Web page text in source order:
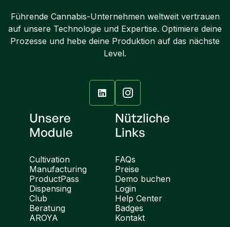
Führende Cannabis-Unternehmen weltweit vertrauen
auf unsere Technologie und Expertise. Optimiere deine
Prozesse und hebe deine Produktion auf das nächste
Level.

Unsere
Module
Cultivation
Manufacturing
ProductPass
Dispensing
Club
Beratung
AROYA
Nützliche
Links
FAQs
Preise
Demo buchen
Login
Help Center
Badges
Kontakt